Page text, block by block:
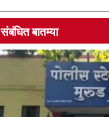
संबंधित बातम्या